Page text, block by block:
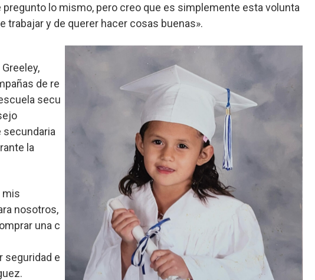
pregunto lo mismo, pero creo que es simplemente esta volunta
trabajar y de querer hacer cosas buenas».
de re
secu
secundaria
la
mis
nosotros,
una c
seguridad e